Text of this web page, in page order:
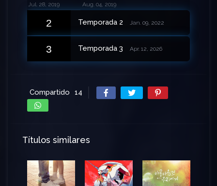
Jul. 28, 2019 Aug. 04, 2019
2 Temporada 2 Jan. 09, 2022
3 Temporada 3 Apr. 12, 2026
Compartido 14
Títulos similares